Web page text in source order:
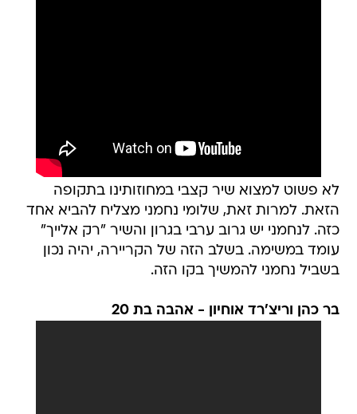
לא פשוט למצוא שיר קצבי במחוזותינו בתקופה
הזאת. למרות זאת, שלומי נחמני מצליח להביא אחד
כזה. לנחמני יש גרוב ערבי בגרון והשיר "רק אלייך"
עומד במשימה. בשלב הזה של הקריירה, יהיה נכון
בשביל נחמני להמשיך בקו הזה.
בר כהן וריצ'רד אוחיון - אהבה בת 20